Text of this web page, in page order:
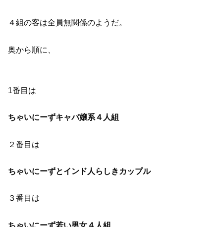
４組の客は全員無関係のようだ。
奥から順に、
1番目は
ちゃいにーずキャバ嬢系４人組
２番目は
ちゃいにーずとインド人らしきカップル
３番目は
ちゃいにーず若い男女４人組